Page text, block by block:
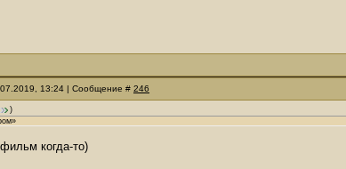
13:24 | Сообщение # 246
)
когда-то)